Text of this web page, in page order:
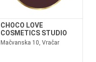
CHOCO LOVE
COSMETICS STUDIO
Mačvanska 10, Vračar